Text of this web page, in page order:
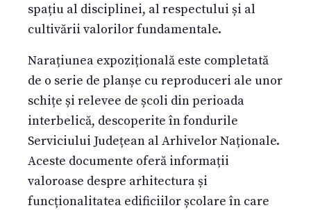
spațiu al disciplinei, al respectului și al
cultivării valorilor fundamentale.
Narațiunea expozițională este completată
de o serie de planșe cu reproduceri ale unor
schițe și relevee de școli din perioada
interbelică, descoperite în fondurile
Serviciului Județean al Arhivelor Naționale.
Aceste documente oferă informații
valoroase despre arhitectura și
funcționalitatea edificiilor școlare în care